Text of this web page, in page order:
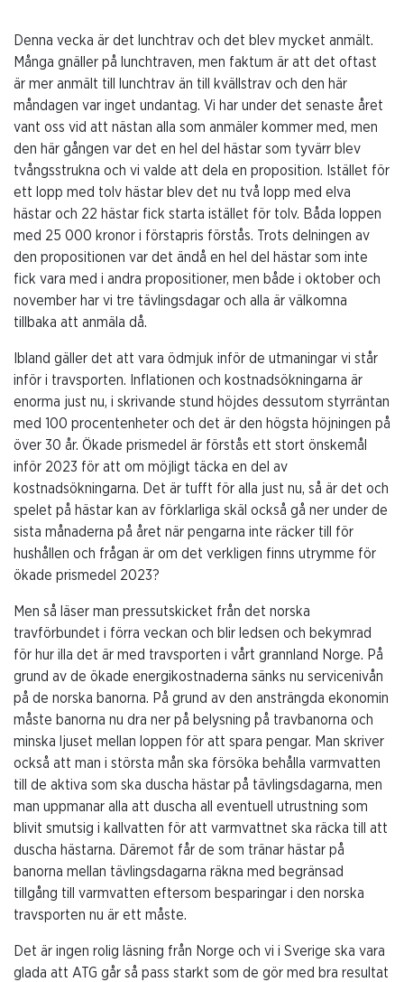
Denna vecka är det lunchtrav och det blev mycket anmält.
Många gnäller på lunchtraven, men faktum är att det oftast
är mer anmält till lunchtrav än till kvällstrav och den här
måndagen var inget undantag. Vi har under det senaste året
vant oss vid att nästan alla som anmäler kommer med, men
den här gången var det en hel del hästar som tyvärr blev
tvångsstrukna och vi valde att dela en proposition. Istället för
ett lopp med tolv hästar blev det nu två lopp med elva
hästar och 22 hästar fick starta istället för tolv. Båda loppen
med 25 000 kronor i förstapris förstås. Trots delningen av
den propositionen var det ändå en hel del hästar som inte
fick vara med i andra propositioner, men både i oktober och
november har vi tre tävlingsdagar och alla är välkomna
tillbaka att anmäla då.
Ibland gäller det att vara ödmjuk inför de utmaningar vi står
inför i travsporten. Inflationen och kostnadsökningarna är
enorma just nu, i skrivande stund höjdes dessutom styrräntan
med 100 procentenheter och det är den högsta höjningen på
över 30 år. Ökade prismedel är förstås ett stort önskemål
inför 2023 för att om möjligt täcka en del av
kostnadsökningarna. Det är tufft för alla just nu, så är det och
spelet på hästar kan av förklarliga skäl också gå ner under de
sista månaderna på året när pengarna inte räcker till för
hushållen och frågan är om det verkligen finns utrymme för
ökade prismedel 2023?
Men så läser man pressutskicket från det norska
travförbundet i förra veckan och blir ledsen och bekymrad
för hur illa det är med travsporten i vårt grannland Norge. På
grund av de ökade energikostnaderna sänks nu servicenivån
på de norska banorna. På grund av den ansträngda ekonomin
måste banorna nu dra ner på belysning på travbanorna och
minska ljuset mellan loppen för att spara pengar. Man skriver
också att man i största mån ska försöka behålla varmvatten
till de aktiva som ska duscha hästar på tävlingsdagarna, men
man uppmanar alla att duscha all eventuell utrustning som
blivit smutsig i kallvatten för att varmvattnet ska räcka till att
duscha hästarna. Däremot får de som tränar hästar på
banorna mellan tävlingsdagarna räkna med begränsad
tillgång till varmvatten eftersom besparingar i den norska
travsporten nu är ett måste.
Det är ingen rolig läsning från Norge och vi i Sverige ska vara
glada att ATG går så pass starkt som de gör med bra resultat